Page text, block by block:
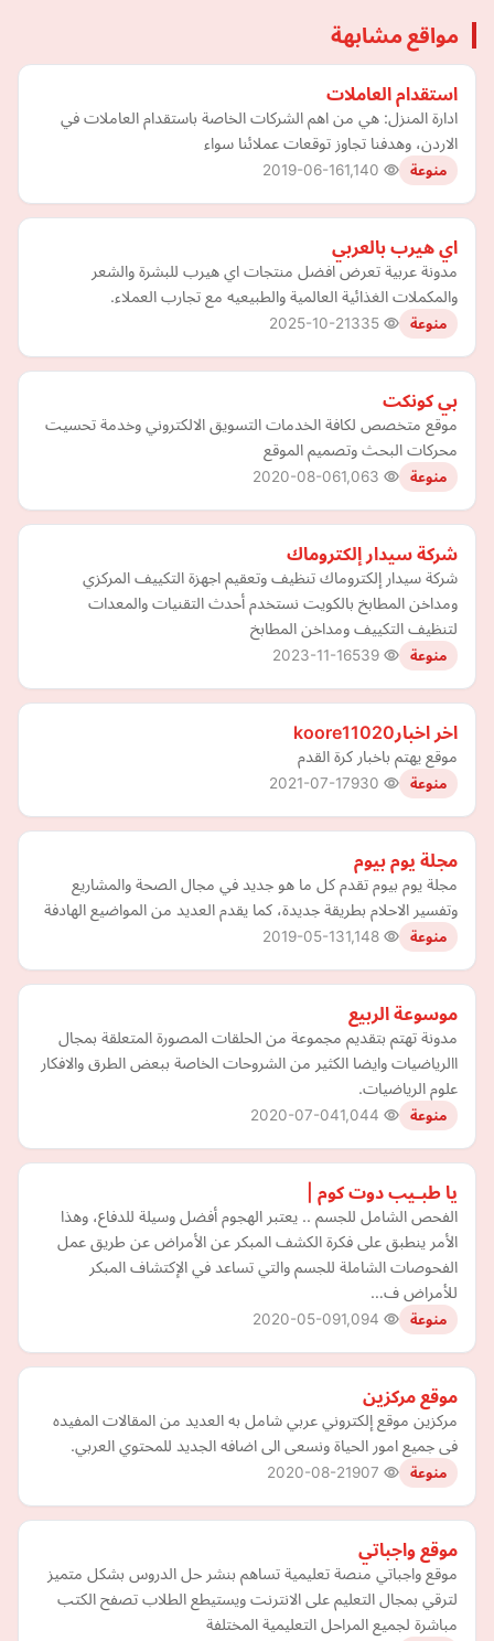
مواقع مشابهة
استقدام العاملات
ادارة المنزل: هي من اهم الشركات الخاصة باستقدام العاملات في
الاردن، وهدفنا تجاوز توقعات عملائنا سواء
منوعة 2019-06-16
اي هيرب بالعربي
مدونة عربية تعرض افضل منتجات اي هيرب للبشرة والشعر
والمكملات الغذائية العالمية والطبيعيه مع تجارب العملاء.
منوعة 2025-10-21
بي كونكت
موقع متخصص لكافة الخدمات التسويق الالكتروني وخدمة تحسيت
محركات البحث وتصميم الموقع
منوعة 2020-08-06
شركة سيدار إلكتروماك
شركة سيدار إلكتروماك تنظيف وتعقيم اجهزة التكييف المركزي
ومداخن المطابخ بالكويت نستخدم أحدث التقنيات والمعدات
لتنظيف التكييف ومداخن المطابخ
منوعة 2023-11-16
اخر اخبارkoore11020
موقع يهتم باخبار كرة القدم
منوعة 2021-07-17
مجلة يوم بيوم
مجلة يوم بيوم تقدم كل ما هو جديد في مجال الصحة والمشاريع
وتفسير الاحلام بطريقة جديدة، كما يقدم العديد من المواضيع الهادفة
منوعة 2019-05-13
موسوعة الربيع
مدونة تهتم بتقديم مجموعة من الحلقات المصورة المتعلقة بمجال
االرياضيات وايضا الكثير من الشروحات الخاصة ببعض الطرق والافكار
علوم الرياضيات.
منوعة 2020-07-04
يا طبـيب دوت كوم |
الفحص الشامل للجسم .. يعتبر الهجوم أفضل وسيلة للدفاع، وهذا
الأمر ينطبق على فكرة الكشف المبكر عن الأمراض عن طريق عمل
الفحوصات الشاملة للجسم والتي تساعد في الإكتشاف المبكر
للأمراض ف…
منوعة 2020-05-09
موقع مركزين
مركزين موقع إلكتروني عربي شامل به العديد من المقالات المفيده
فى جميع امور الحياة ونسعى الى اضافه الجديد للمحتوي العربي.
منوعة 2020-08-21
موقع واجباتي
موقع واجباتي منصة تعليمية تساهم بنشر حل الدروس بشكل متميز
لترقي بمجال التعليم على الانترنت ويستيطع الطلاب تصفح الكتب
مباشرة لجميع المراحل التعليمية المختلفة